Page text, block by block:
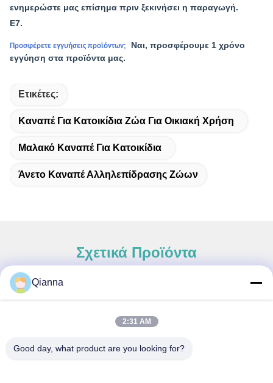
ενημερώστε μας επίσημα πριν ξεκινήσει η παραγωγή.
Ε7.
Προσφέρετε εγγυήσεις προϊόντων;
Ναι, προσφέρουμε 1 χρόνο
εγγύηση στα προϊόντα μας.
Ετικέτες:
Καναπέ Για Κατοικίδια Ζώα Για Οικιακή Χρήση
Μαλακό Καναπέ Για Κατοικίδια
Άνετο Καναπέ Αλληλεπίδρασης Ζώων
Σχετικά Προϊόντα
Διεύθυνση
Qianna
2:31 AM
Good day, what product are you looking for?